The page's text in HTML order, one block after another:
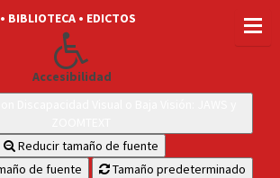
• BIBLIOTECA • EDICTOS
Accesibilidad
Reducir tamaño de fuente
de fuente
Tamaño predeterminado